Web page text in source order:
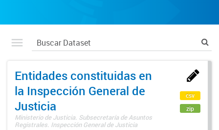
Entidades constituidas en
la Inspección General de
Justicia
Ministerio de Justicia. Subsecretaría de Asuntos
Registrales. Inspección General de Justicia
csv
zip